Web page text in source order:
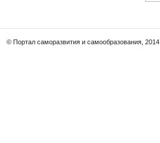
© Портал саморазвития и самообразования, 2014